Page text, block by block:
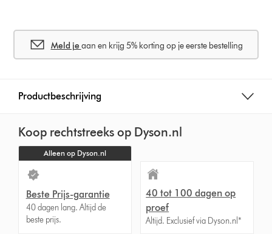
Meld je aan en krijg 5% korting op je eerste bestelling
Productbeschrijving
Koop rechtstreeks op Dyson.nl
Alleen op Dyson.nl
Beste Prijs-garantie
40 dagen lang. Altijd de
beste prijs.
40 tot 100 dagen op
proef
Altijd. Exclusief via Dyson.nl*